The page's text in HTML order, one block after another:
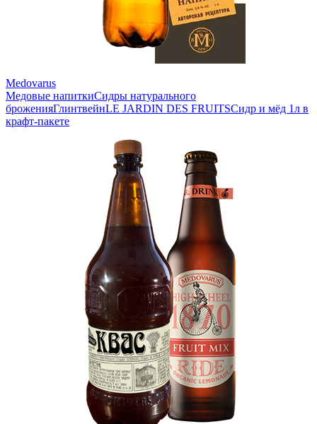
Medovarus
Медовые напиткиСидры натурального
броженияГлинтвейнLE JARDIN DES FRUITSСидр и мёд 1л в
крафт-пакете